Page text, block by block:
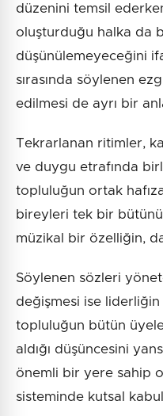
düzenini temsil
oluşturduğu halka da
düşünülemeyeceğini
sırasında söylenen
edilmesi de ayrı bir
Tekrarlanan ritimler,
ve duygu etrafında
topluluğun ortak
bireyleri tek bir
müzikal bir özelliğin,
Söylenen sözleri
değişmesi ise
topluluğun bütün
aldığı düşüncesini
önemli bir yere sahip
sisteminde kutsal